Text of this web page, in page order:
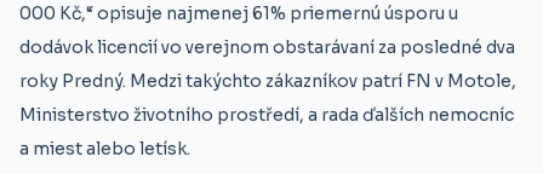
000 Kč,“ opisuje najmenej 61% priemernú úsporu u
dodávok licencií vo verejnom obstarávaní za posledné dva
roky Predný. Medzi takýchto zákazníkov patrí FN v Motole,
Ministerstvo životního prostředí, a rada ďalších nemocníc
a miest alebo letísk.